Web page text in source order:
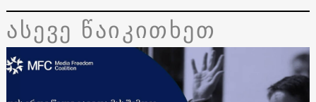
ასევე წაიკითხეთ